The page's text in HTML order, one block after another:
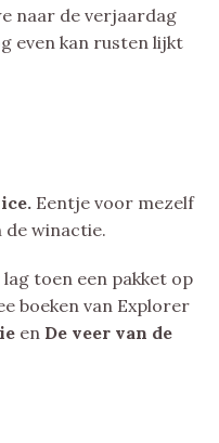
naar de verjaardag
even kan rusten lijkt
Eentje voor mezelf
de winactie.
toen een pakket op
boeken van Explorer
en De veer van de